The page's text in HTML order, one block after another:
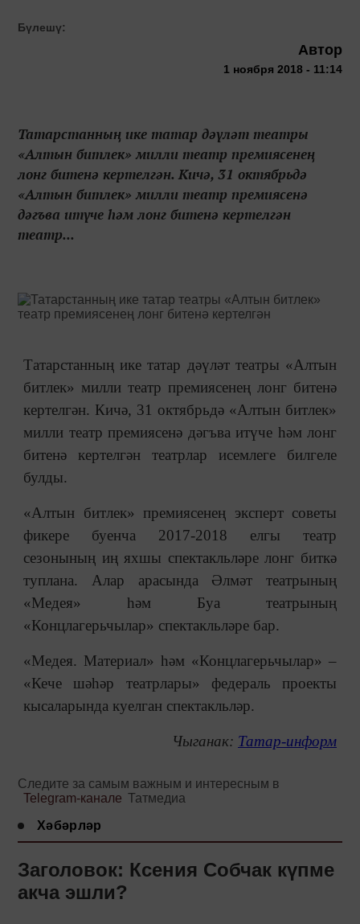
Бүлешү:
Автор
1 ноября 2018 - 11:14
Татарстанның ике татар дәүләт театры
«Алтын битлек» милли театр премиясенең
лонг битенә кертелгән. Кичә, 31 октябрьдә
«Алтын битлек» милли театр премиясенә
дәгъва итүче һәм лонг битенә кертелгән
театр...
Татарстанның ике татар дәүләт театры «Алтын
битлек» милли театр премиясенең лонг битенә
кертелгән. Кичә, 31 октябрьдә «Алтын битлек»
милли театр премиясенә дәгъва итүче һәм лонг
битенә кертелгән театрлар исемлеге билгеле
булды.
«Алтын битлек» премиясенең эксперт советы
фикере буенча 2017-2018 елгы театр
сезонының иң яхшы спектакльләре лонг биткә
туплана. Алар арасында Әлмәт театрының
«Медея» һәм Буа театрының
«Концлагерьчылар» спектакльләре бар.
«Медея. Материал» һәм «Концлагерьчылар» –
«Кече шәһәр театрлары» федераль проекты
кысаларында куелган спектакльләр.
Чыганак: Татар-информ
Следите за самым важным и интересным в
Telegram-канале Татмедиа
Хәбәрләр
Заголовок: Ксения Собчак күпме
акча эшли?